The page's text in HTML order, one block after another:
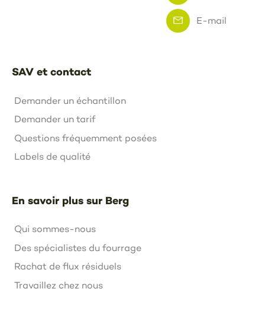
SAV et contact
Demander un échantillon
Demander un tarif
Questions fréquemment posées
Labels de qualité
En savoir plus sur Berg
Qui sommes-nous
Des spécialistes du fourrage
Rachat de flux résiduels
Travaillez chez nous
E-mail